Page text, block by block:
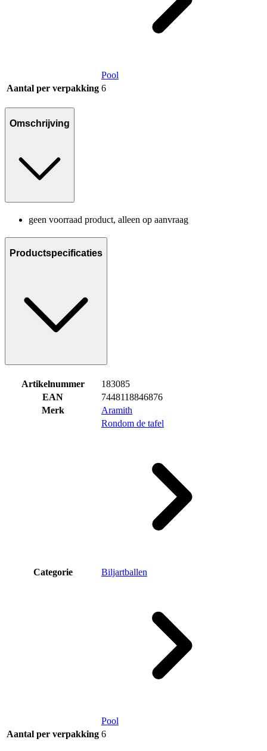
Pool
Aantal per verpakking 6
Omschrijving
geen voorraad product, alleen op aanvraag
Productspecificaties
Artikelnummer
183085
EAN
7448118846876
Merk
Aramith
Categorie
Rondom de tafel
Biljartballen
Pool
Aantal per verpakking 6